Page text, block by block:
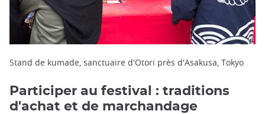
Stand de kumade, sanctuaire d'Otori près d'Asakusa, Tokyo
Participer au festival : traditions
d'achat et de marchandage